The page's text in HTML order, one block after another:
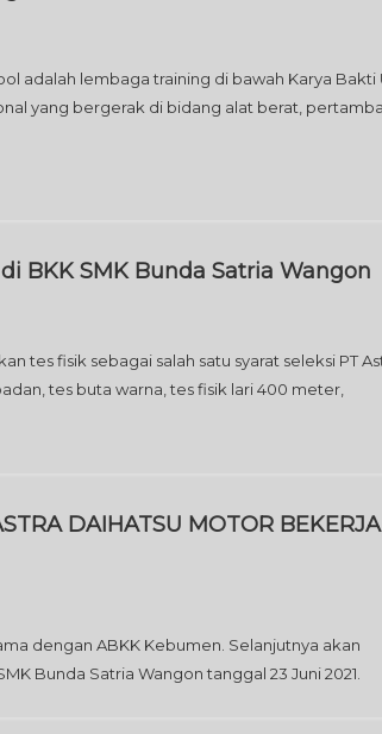
adalah lembaga training di bawah Karya Bakti
yang bergerak di bidang alat berat,
BKK SMK Bunda Satria Wangon
tes fisik sebagai salah satu syarat seleksi PT
tes buta warna, tes fisik lari 400 meter,
DAIHATSU MOTOR BEKERJA
dengan ABKK Kebumen. Selanjutnya akan
Bunda Satria Wangon tanggal 23 Juni 2021.